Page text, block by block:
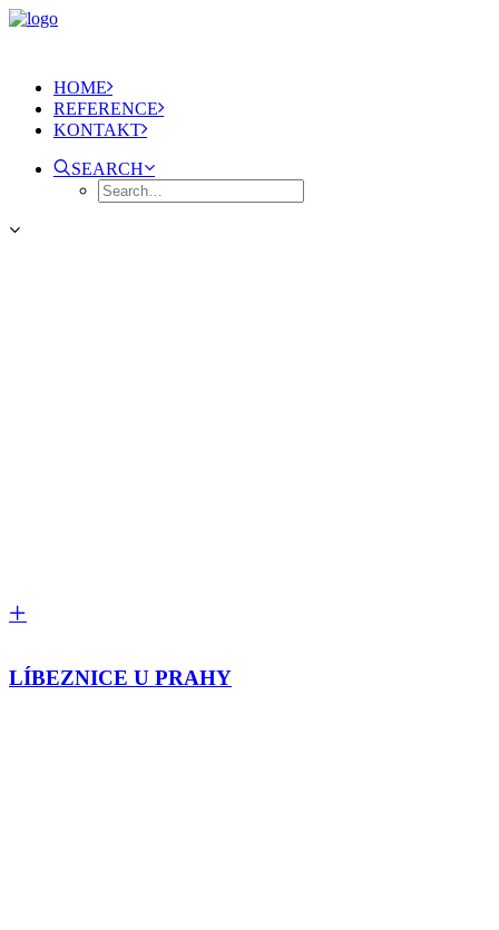
HOME
REFERENCE
KONTAKT
SEARCH
LÍBEZNICE U PRAHY